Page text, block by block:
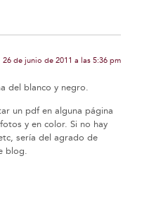
26 de junio de 2011 a las 5:36 pm
del blanco y negro.
un pdf en alguna página
y en color. Si no hay
sería del agrado de
blog.